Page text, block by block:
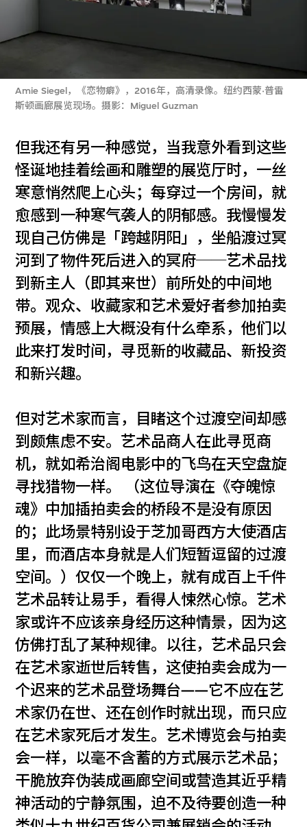
Amie Siegel，《恋物癖》，2016年，高清录像。纽约西蒙·普雷
斯顿画廊展览现场。摄影：Miguel Guzman
但我还有另一种感觉，当我意外看到这些
怪诞地挂着绘画和雕塑的展览厅时，一丝
寒意悄然爬上心头；每穿过一个房间，就
愈感到一种寒气袭人的阴郁感。我慢慢发
现自己仿佛是「跨越阴阳」，坐船渡过冥
河到了物件死后进入的冥府──艺术品找
到新主人（即其来世）前所处的中间地
带。观众、收藏家和艺术爱好者参加拍卖
预展，情感上大概没有什么牵系，他们以
此来打发时间，寻觅新的收藏品、新投资
和新兴趣。
但对艺术家而言，目睹这个过渡空间却感
到颇焦虑不安。艺术品商人在此寻觅商
机，就如希治阁电影中的飞鸟在天空盘旋
寻找猎物一样。 （这位导演在《夺魄惊
魂》中加插拍卖会的桥段不是没有原因
的；此场景特别设于芝加哥西方大使酒店
里，而酒店本身就是人们短暂逗留的过渡
空间。）仅仅一个晚上，就有成百上千件
艺术品转让易手，看得人悚然心惊。艺术
家或许不应该亲身经历这种情景，因为这
仿佛打乱了某种规律。以往，艺术品只会
在艺术家逝世后转售，这使拍卖会成为一
个迟来的艺术品登场舞台——它不应在艺
术家仍在世、还在创作时就出现，而只应
在艺术家死后才发生。艺术博览会与拍卖
会一样，以毫不含蓄的方式展示艺术品；
干脆放弃伪装成画廊空间或营造其近乎精
神活动的宁静氛围，迫不及待要创造一种